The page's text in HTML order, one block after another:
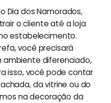
Dia dos Namorados,
o cliente até a loja
estabelecimento.
você precisará
ambiente diferenciado,
isso, você pode contar
da vitrine ou do
na decoração da